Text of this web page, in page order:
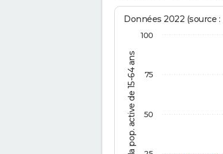
% de la pop. active de 15-64 ans
Données 2022 (source
50
75
100